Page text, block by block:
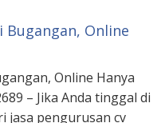
Bugangan, Online
Online Hanya
– Jika Anda tinggal di
jasa pengurusan cv